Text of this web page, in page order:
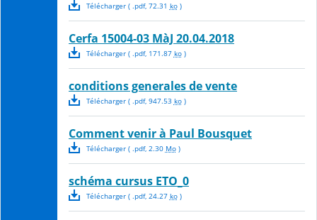
Télécharger( .pdf, 72.31 ko)
Cerfa 15004-03 MàJ 20.04.2018
Télécharger( .pdf, 171.87 ko)
conditions generales de vente
Télécharger( .pdf, 947.53 ko)
Comment venir à Paul Bousquet
Télécharger( .pdf, 2.30 Mo)
schéma cursus ETO_0
Télécharger( .pdf, 24.27 ko)